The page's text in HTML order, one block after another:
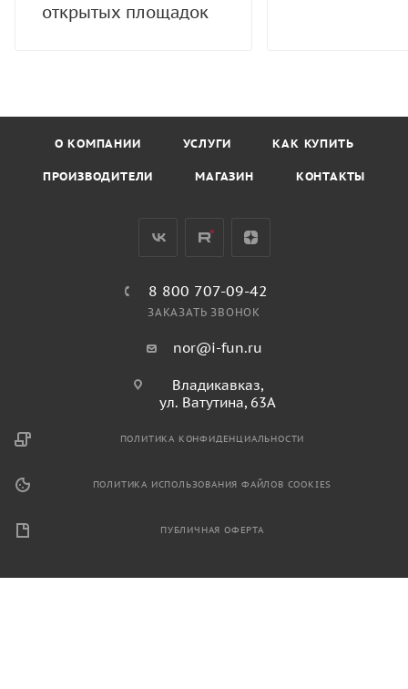
открытых площадок
О КОМПАНИИ УСЛУГИ КАК КУПИТЬ
ПРОИЗВОДИТЕЛИ МАГАЗИН КОНТАКТЫ
8 800 707-09-42
ЗАКАЗАТЬ ЗВОНОК
nor@i-fun.ru
Владикавказ,
ул. Ватутина, 63А
ПОЛИТИКА КОНФИДЕНЦИАЛЬНОСТИ
ПОЛИТИКА ИСПОЛЬЗОВАНИЯ ФАЙЛОВ COOKIES
ПУБЛИЧНАЯ ОФЕРТА